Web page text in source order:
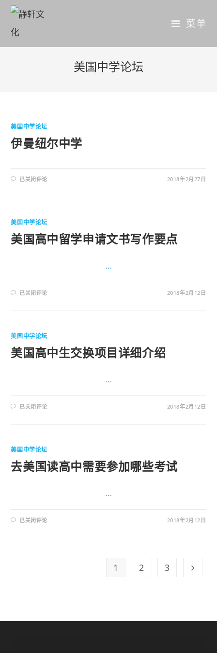
菜单
美国中学论坛
美国中学论坛
伊曼纽尔中学
已关闭评论 2018年2月27日
美国中学论坛
美国高中留学申请文书写作要点
…
已关闭评论 2018年2月12日
美国中学论坛
美国高中生交换项目详细介绍
…
已关闭评论 2018年2月12日
美国中学论坛
去美国读高中需要参加哪些考试
…
已关闭评论 2018年2月12日
1 2 3